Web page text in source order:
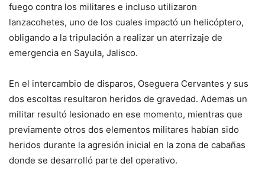
fuego contra los militares e incluso utilizaron
lanzacohetes, uno de los cuales impactó un helicóptero,
obligando a la tripulación a realizar un aterrizaje de
emergencia en Sayula, Jalisco.
En el intercambio de disparos, Oseguera Cervantes y sus
dos escoltas resultaron heridos de gravedad. Ademas un
militar resultó lesionado en ese momento, mientras que
previamente otros dos elementos militares habían sido
heridos durante la agresión inicial en la zona de cabañas
donde se desarrolló parte del operativo.